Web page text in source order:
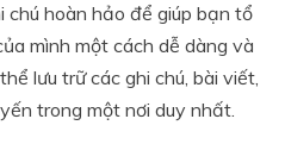
chú hoàn hảo để giúp bạn tổ
mình một cách dễ dàng và
lưu trữ các ghi chú, bài viết,
trong một nơi duy nhất.